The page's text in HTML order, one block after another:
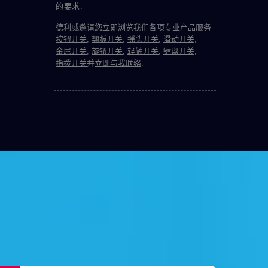
的要求.
德利威邀请您立即浏览我们各项专业产品服务
按钮开关, 翘板开关, 摇头开关, 滑动开关,
金属开关, 旋钮开关, 轻触开关, 键盘开关,
指拨开关并立即与我联络.